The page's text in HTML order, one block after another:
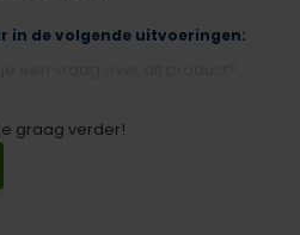
in de volgende uitvoeringen:
graag verder!